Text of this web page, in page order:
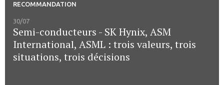
RECOMMANDATION
30/07
Semi-conducteurs - SK Hynix, ASM
International, ASML : trois valeurs, trois
situations, trois décisions